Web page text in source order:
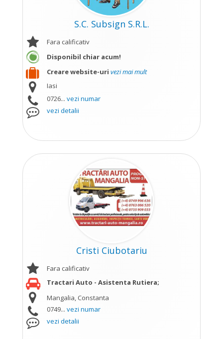
S.C. Subsign S.R.L.
Fara calificativ
Disponibil chiar acum!
Creare website-uri vezi mai mult
Iasi
0726... vezi numar
vezi detalii
Cristi Ciubotariu
Fara calificativ
Tractari Auto - Asistenta Rutiera;
Mangalia, Constanta
0749... vezi numar
vezi detalii